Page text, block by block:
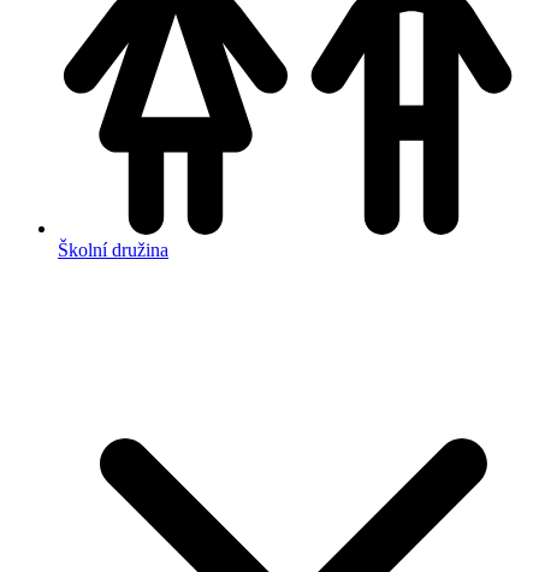
Školní družina